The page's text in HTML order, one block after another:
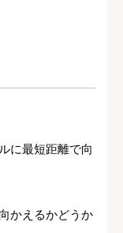
に最短距離で向
かえるかどうか